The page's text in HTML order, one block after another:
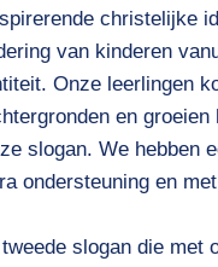
christelijke
van kinderen
Onze leerlingen
en
slogan. We hebben
ondersteuning en
slogan die met